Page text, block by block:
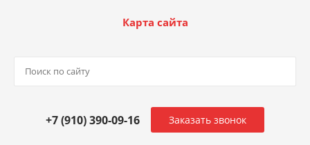
Карта сайта
+7 (910) 390-09-16 Заказать звонок